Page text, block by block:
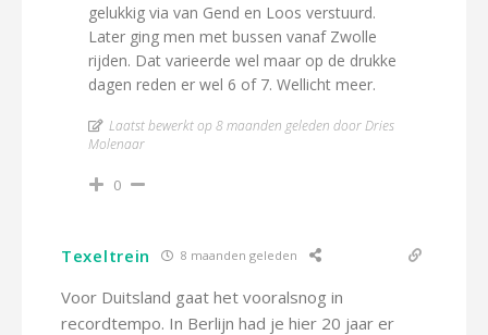
gelukkig via van Gend en Loos verstuurd.
Later ging men met bussen vanaf Zwolle
rijden. Dat varieerde wel maar op de drukke
dagen reden er wel 6 of 7. Wellicht meer.
Laatst bewerkt op 8 maanden geleden door Dries
Molenaar
0
Texeltrein 8 maanden geleden
Voor Duitsland gaat het vooralsnog in
recordtempo. In Berlijn had je hier 20 jaar er